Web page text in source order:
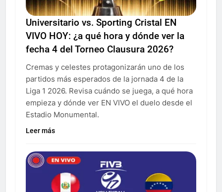
Universitario vs. Sporting Cristal EN
VIVO HOY: ¿a qué hora y dónde ver la
fecha 4 del Torneo Clausura 2026?
Cremas y celestes protagonizarán uno de los
partidos más esperados de la jornada 4 de la
Liga 1 2026. Revisa cuándo se juega, a qué hora
empieza y dónde ver EN VIVO el duelo desde el
Estadio Monumental.
Leer más